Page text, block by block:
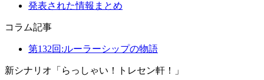
発表された情報まとめ
コラム記事
第132回:ルーラーシップの物語
新シナリオ「らっしゃい！トレセン軒！」